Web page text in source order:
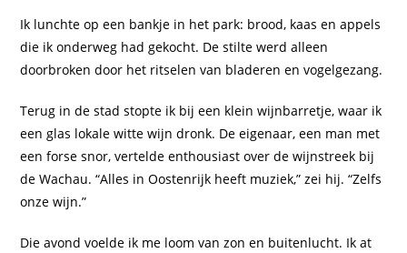
Ik lunchte op een bankje in het park: brood, kaas en appels
die ik onderweg had gekocht. De stilte werd alleen
doorbroken door het ritselen van bladeren en vogelgezang.
Terug in de stad stopte ik bij een klein wijnbarretje, waar ik
een glas lokale witte wijn dronk. De eigenaar, een man met
een forse snor, vertelde enthousiast over de wijnstreek bij
de Wachau. “Alles in Oostenrijk heeft muziek,” zei hij. “Zelfs
onze wijn.”
Die avond voelde ik me loom van zon en buitenlucht. Ik at